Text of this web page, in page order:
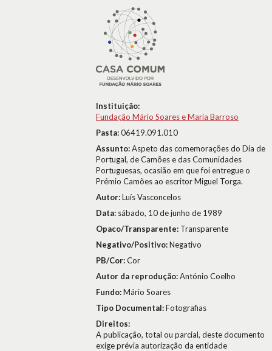
Instituição:
Fundação Mário Soares e Maria Barroso
Pasta:06419.091.010
Assunto:Aspeto das comemorações do Dia de
Portugal, de Camões e das Comunidades
Portuguesas, ocasião em que foi entregue o
Prémio Camões ao escritor Miguel Torga.
Autor:Luís Vasconcelos
Data: sábado, 10 de junho de 1989
Opaco/Transparente: Transparente
Negativo/Positivo:Negativo
PB/Cor:Cor
Autor da reprodução:António Coelho
Fundo:Mário Soares
Tipo Documental:Fotografias
Direitos:
A publicação, total ou parcial, deste documento
exige prévia autorização da entidade